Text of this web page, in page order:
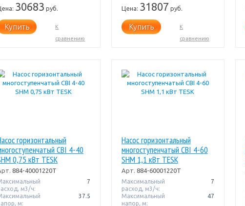
30683 руб.
Купить
К
сравнению
Цена: 31807 руб.
Купить
К
сравнению
горизонтальный
CBI 4-40
0,75 кВт TESK
884-40001220T
м3/ч:
7
м:
37.5
Насос горизонтальный
многоступенчатый CBI 4-60
SHM 1,1 кВт TESK
Арт. 884-60001220T
Максимальный
расход, м3/ч:
7
Максимальный
напор, м:
47